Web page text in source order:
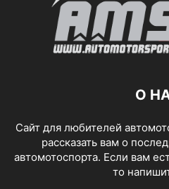
О
Сайт для любителей
рассказать вам о
автомотоспорта. Если вам
то